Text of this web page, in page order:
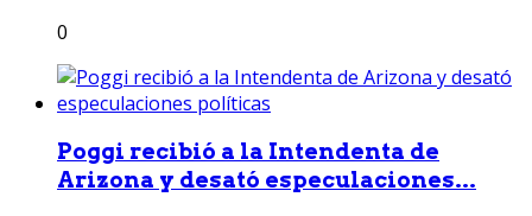
0
Poggi recibió a la Intendenta de
Arizona y desató especulaciones...